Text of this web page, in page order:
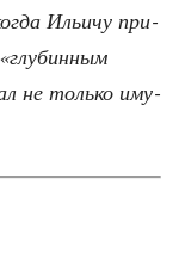
Ильи­чу при­
не толь­ко иму­